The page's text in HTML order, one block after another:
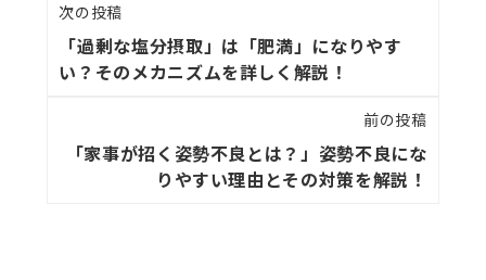
次の投稿
「過剰な塩分摂取」は「肥満」になりやす
い？そのメカニズムを詳しく解説！
前の投稿
「家事が招く姿勢不良とは？」姿勢不良にな
りやすい理由とその対策を解説！